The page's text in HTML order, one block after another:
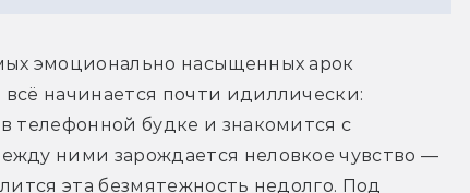
эмоционально насыщенных арок
начинается почти идиллически:
телефонной будке и знакомится с
ними зарождается неловкое чувство —
эта безмятежность недолго. Под